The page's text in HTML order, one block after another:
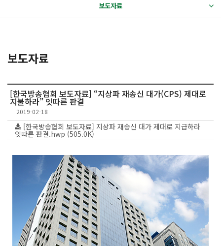
보도자료
보도자료
[한국방송협회 보도자료] “지상파 재송신 대가(CPS) 제대로
지불하라” 잇따른 판결
2019-02-18
[한국방송협회 보도자료] 지상파 재송신 대가 제대로 지급하라
잇따른 판결.hwp (505.0K)